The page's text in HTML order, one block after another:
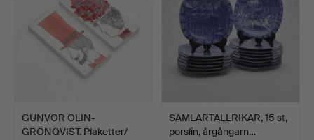
GUNVOR OLIN-
GRÖNQVIST. Plaketter/
SAMLARTALLRIKAR, 15 st,
porslin, årgångarn…